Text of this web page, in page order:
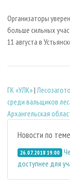
Организаторы
больше сильных
11 августа в
ГК «УЛК»|
среди вальщиков
Архангельская
Новости по
26.07.2018 19:00
доступнее для